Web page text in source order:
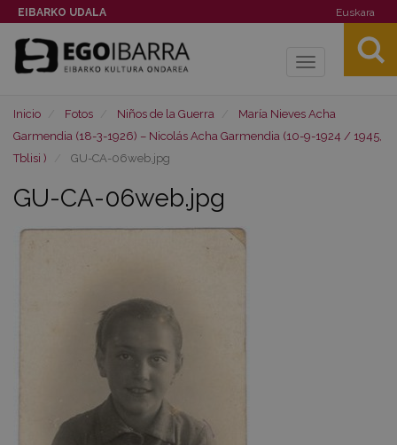
EIBARKO UDALA Euskara
Toggle
Inicio Fotos Niños de la Guerra
María Nieves Acha
Garmendia (18-3-1926) – Nicolás Acha Garmendia (10-9-1924 / 1945,
Tblisi )
GU-CA-06web.jpg
GU-CA-06web.jpg